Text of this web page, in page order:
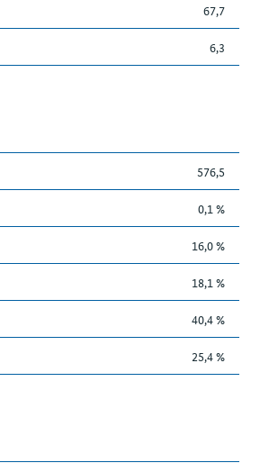
67,7
6,3
576,5
0,1 %
16,0 %
18,1 %
40,4 %
25,4 %